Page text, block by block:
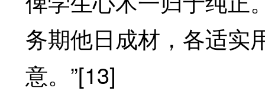
务期他日成材，各适实
意。”[13]